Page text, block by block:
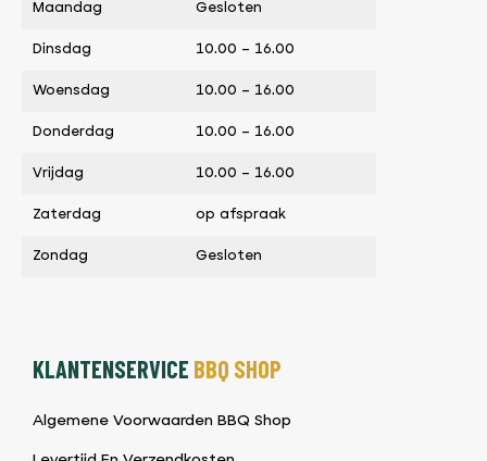
Maandag Gesloten
Dinsdag 10.00 – 16.00
Woensdag 10.00 – 16.00
Donderdag 10.00 – 16.00
Vrijdag 10.00 – 16.00
Zaterdag op afspraak
Zondag Gesloten
KLANTENSERVICE BBQ SHOP
Algemene Voorwaarden BBQ Shop